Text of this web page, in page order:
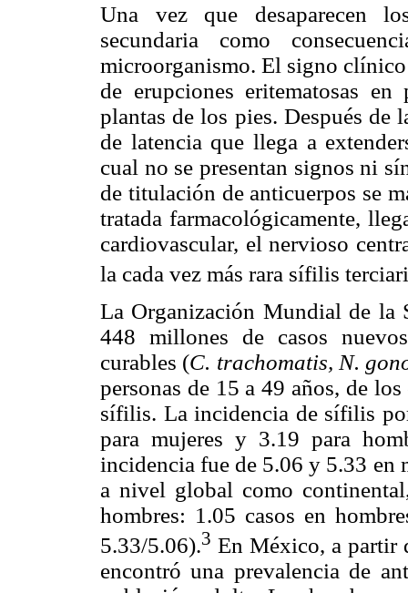
Una vez que desaparecen
secundaria como
microorganismo. El signo clínico
de erupciones eritematosas
plantas de los pies. Después de
de latencia que llega a
cual no se presentan signos ni
de titulación de anticuerpos se
tratada farmacológicamente,
cardiovascular, el nervioso
la cada vez más rara sífilis
La Organización Mundial de la
448 millones de casos
curables (C. trachomatis, N.
personas de 15 a 49 años, de
sífilis. La incidencia de sífilis
para mujeres y 3.19 para
incidencia fue de 5.06 y 5.33 en
a nivel global como
hombres: 1.05 casos en
5.33/5.06).3 En México, a partir
encontró una prevalencia de